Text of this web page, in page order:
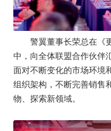
警翼董事长荣总在《更
中，向全体联盟合作伙伴
面对不断变化的市场环境
组织架构，不断完善销售
物、探索新领域。